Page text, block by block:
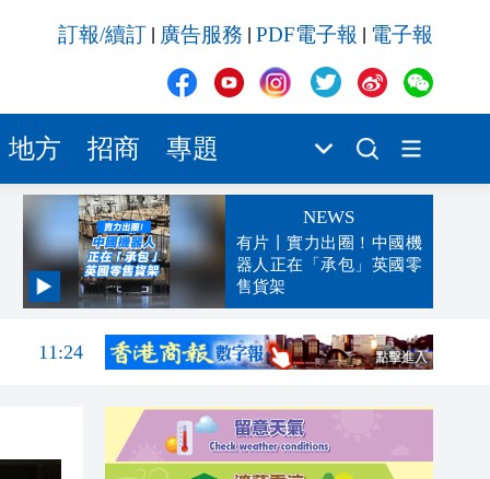
訂報/續訂 廣告服務 PDF電子報 電子報
地方 招商 專題
NEWS
有片丨實力出圈！中國機
器人正在「承包」英國零
售貨架
11:28
11:24